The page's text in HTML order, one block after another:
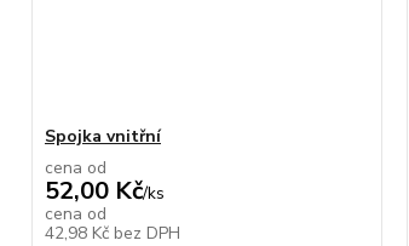
Spojka vnitřní
cena od
52,00 Kč/ks
cena od
42,98 Kč bez DPH